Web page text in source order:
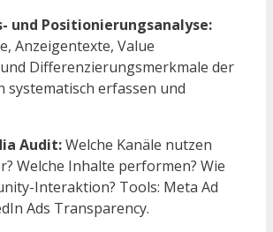
und Positionierungsanalyse:
Anzeigentexte, Value
Differenzierungsmerkmale der
systematisch erfassen und
Audit:Welche Kanäle nutzen
Welche Inhalte performen? Wie
Interaktion? Tools: Meta Ad
Ads Transparency.